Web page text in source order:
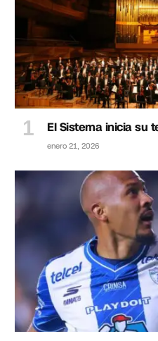
El Sistema inicia su
enero 21, 2026